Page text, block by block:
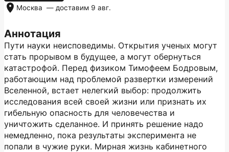
Аннотация
Пути науки неисповедимы. Открытия ученых могут
стать прорывом в будущее, а могут обернуться
катастрофой. Перед физиком Тимофеем Бодровым,
работающим над проблемой развертки измерений
Вселенной, встает нелегкий выбор: продолжить
исследования всей своей жизни или признать их
гибельную опасность для человечества и
уничтожить сделанное. И принять решение надо
немедленно, пока результаты эксперимента не
попали в чужие руки. Мирная жизнь кабинетного
Москва — доставим 9 авг.